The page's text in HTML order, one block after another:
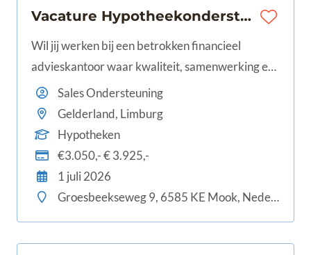
Vacature Hypotheekondersteuner | Mook | €3.050 - €3.925 | 24-40 uur
Wil jij werken bij een betrokken financieel
advieskantoor waar kwaliteit, samenwerking en
persoonlijke aandacht centraal staan? Word
hypotheekondersteuner in Mook en ondersteun
onze hypotheekadviseurs bij het complete
hypotheektraject. Je kunt rekenen op een
uitstekend salaris, goede arbeidsvoorwaarden
en volop mogelijkheden om door te groeien.
Sales Ondersteuning
Gelderland, Limburg
Hypotheken
€3.050,- € 3.925,-
1 juli 2026
Groesbeekseweg 9, 6585 KE Mook, Nederland